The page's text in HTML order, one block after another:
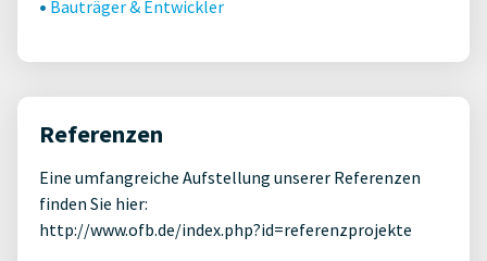
Bauträger & Entwickler
Referenzen
Eine umfangreiche Aufstellung unserer Referenzen
finden Sie hier:
http://www.ofb.de/index.php?id=referenzprojekte